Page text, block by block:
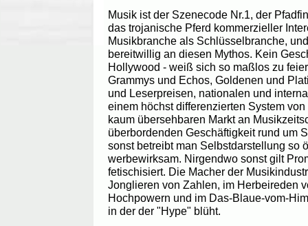
Musik ist der Szenecode Nr.1, der
das trojanische Pferd kommerzieller
Musikbranche als Schlüsselbranche,
bereitwillig an diesen Mythos. Kein
Hollywood - weiß sich so maßlos zu
Grammys und Echos, Goldenen und
und Leserpreisen, nationalen und
einem höchst differenzierten System
kaum übersehbaren Markt an
überbordenden Geschäftigkeit rund um
sonst betreibt man Selbstdarstellung so
werbewirksam. Nirgendwo sonst gilt
fetischisiert. Die Macher der
Jonglieren von Zahlen, im Herbeireden
Hochpowern und im Das-Blaue-vom-
in der der "Hype" blüht.